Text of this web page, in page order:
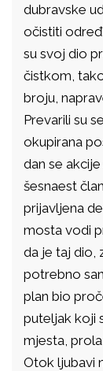
dubravske
očistiti
su svoj dio
čistkom,
broju,
Prevarili su
okupirana
dan se
šesnaest
prijavljena
mosta vodi
da je taj dio,
potrebno
plan bio
puteljak koji
mjesta,
Otok ljubavi